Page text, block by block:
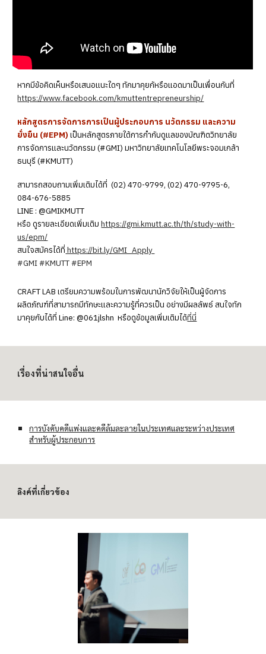
หากมีข้อคิดเห็นหรือเสนอแนะใดๆ ทักมาคุยกัหรือแอดมาเป็นเพื่อนกันที่
https://www.facebook.com/kmuttentrepreneurship/
หลักสูตรการจัดการการเป็นผู้ประกอบการ นวัตกรรม และความ
ยั่งยืน (#EPM) เป็นหลักสูตรภายใต้การกำกับดูแลของบัณฑิตวิทยาลัย
การจัดการและนวัตกรรม (#GMI) มหาวิทยาลัยเทคโนโลยีพระจอมเกล้า
ธนบุรี (#KMUTT)
สามารถสอบถามเพิ่มเติมได้ที่ (02) 470-9799, (02) 470-9795-6,
084-676-5885
LINE : @GMIKMUTT
หรือ ดูรายละเอียดเพิ่มเติม https://gmi.kmutt.ac.th/th/study-with-
us/epm/
สนใจสมัครได้ที่ https://bit.ly/GMI_Apply
#GMI#KMUTT#EPM
CRAFT LAB เตรียมความพร้อมในการพัฒนานักวิจัยให้เป็นผู้จัดการ
ผลิตภัณฑ์ที่สามารถมีทักษะและความรู้ที่ควรเป็น อย่างมีผลลัพธ์ สนใจทัก
มาคุยกับได้ที่ Line: @061jlshn หรือดูข้อมูลเพิ่มเติมได้ที่นี่
เรื่องที่น่าสนใจอื่น
การบังคับคดีแพ่งและคดีล้มละลายในประเทศและระหว่างประเทศ
สำหรับผู้ประกอบการ
ลิงค์ที่เกี่ยวข้อง